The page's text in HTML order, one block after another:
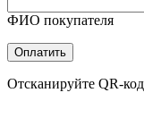
ФИО покупателя
Оплатить
Отсканируйте QR-